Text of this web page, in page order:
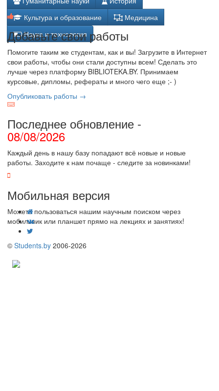
Культура и образование
Медицина
Наука и технология
Добавьте свои работы
Помогите таким же студентам, как и вы! Загрузите в Интернет
свои работы, чтобы они стали доступны всем! Сделать это
лучше через платформу BIBLIOTEKA.BY. Принимаем
курсовые, дипломы, рефераты и много чего еще ;- )
Опубликовать работы →
Последнее обновление -
08/08/2026
Каждый день в нашу базу попадают всё новые и новые
работы. Заходите к нам почаще - следите за новинками!
Мобильная версия
Можете пользоваться нашим научным поиском через
мобильник или планшет прямо на лекциях и занятиях!
© Students.by 2006-2026